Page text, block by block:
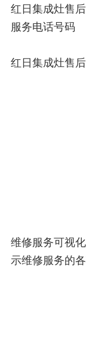
红日集成灶售
服务电话号码
红日集成灶售
维修服务可视
示维修服务的